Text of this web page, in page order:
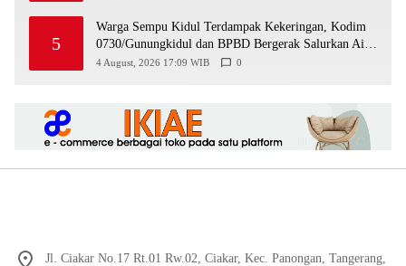
5
Warga Sempu Kidul Terdampak Kekeringan, Kodim
0730/Gunungkidul dan BPBD Bergerak Salurkan Air
Bersih
4 August, 2026 17:09 WIB 0
Jl. Ciakar No.17 Rt.01 Rw.02, Ciakar, Kec. Panongan, Tangerang,